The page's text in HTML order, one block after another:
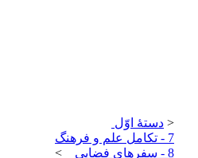
< دستۀ اوّل
7 - تکامل علم و فرهنگ
8 - سفرهاي فضايي
>